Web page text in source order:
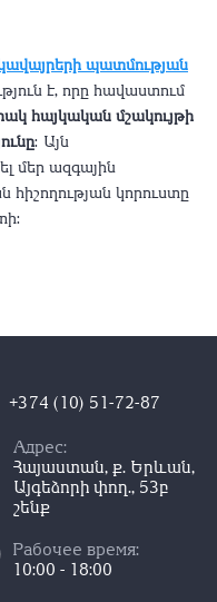
պատմության
է, որը հավաստում
հայկական մշակույթի
։ Այն
մեր ազգային
կորուստը
+374 (10) 51-72-87
Адрес:
Հայաստան, ք. Երևան,
Այգեձորի փող., 53բ
շենք
Рабочее время:
10:00 - 18:00